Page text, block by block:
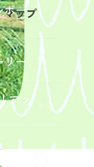
ポー
リー
マッ
マップ